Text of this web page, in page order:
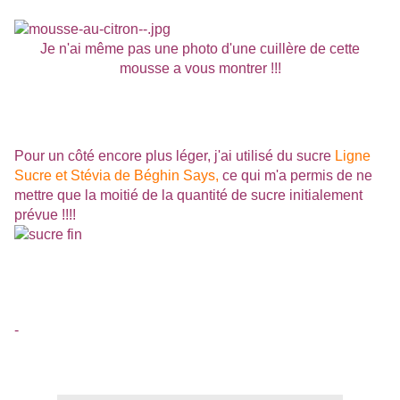
Je n'ai même pas une photo d'une cuillère de cette
mousse a vous montrer !!!
Pour un côté encore plus léger, j'ai utilisé du sucre Ligne
Sucre et Stévia de Béghin Says, ce qui m'a permis de ne
mettre que la moitié de la quantité de sucre initialement
prévue !!!!
-